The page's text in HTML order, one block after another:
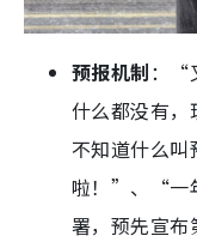
预报机制：“
什么都没有
不知道什么
啦！”、“一
署，预先宣布